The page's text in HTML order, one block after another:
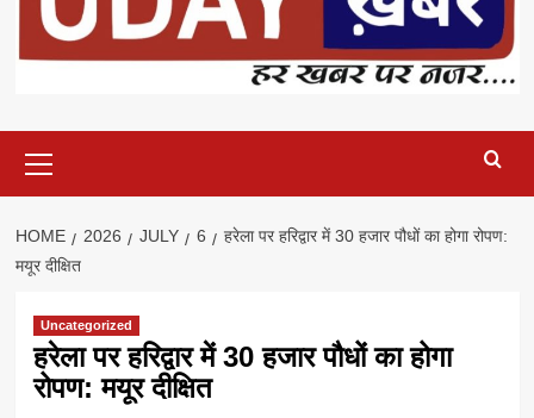
Menu
HOME 2026 JULY 6
हरेला पर हरिद्वार में 30 हजार पौधों का होगा रोपण:
मयूर दीक्षित
Uncategorized
हरेला पर हरिद्वार में 30 हजार पौधों का होगा
रोपण: मयूर दीक्षित